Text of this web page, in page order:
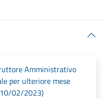
Amministrativo
per ulteriore mese
02/2023)